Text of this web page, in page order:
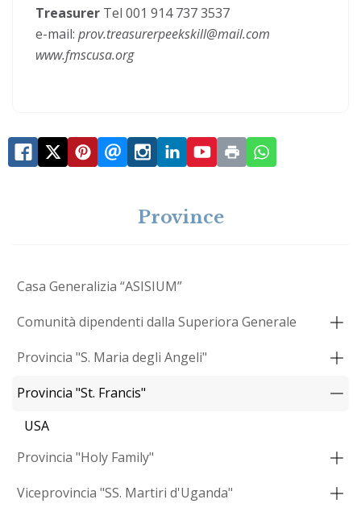
Treasurer Tel 001 914 737 3537
e-mail: prov.treasurerpeekskill@mail.com
www.fmscusa.org
Province
Casa Generalizia “ASISIUM”
Comunità dipendenti dalla Superiora Generale
Provincia "S. Maria degli Angeli"
Provincia "St. Francis"
USA
Provincia "Holy Family"
Viceprovincia "SS. Martiri d'Uganda"